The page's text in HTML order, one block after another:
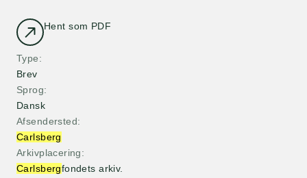
Hent som PDF
Type
Brev
Sprog
Dansk
Afsendersted
Carlsberg
Arkivplacering
Carlsbergfondets arkiv.